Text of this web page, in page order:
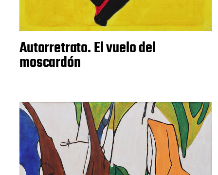
Autorretrato. El vuelo del
moscardón